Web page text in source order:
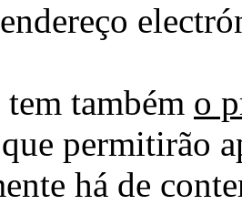
tem também o
que permitirão
há de